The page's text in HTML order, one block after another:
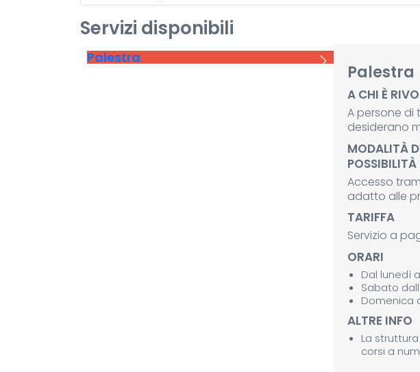
Servizi disponibili
Palestra
Palestra
A CHI È
A persone di
desiderano
MODALITÀ
POSSIBILITÀ
Accesso
adatto alle
TARIFFA
Servizio a
ORARI
Dal lunedì
Sabato
Domenica
ALTRE INFO
La
corsi a